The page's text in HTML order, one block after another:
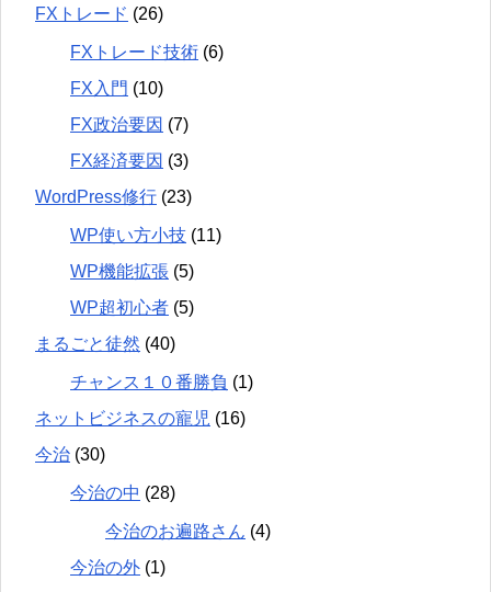
FXトレード (26)
FXトレード技術 (6)
FX入門 (10)
FX政治要因 (7)
FX経済要因 (3)
WordPress修行 (23)
WP使い方小技 (11)
WP機能拡張 (5)
WP超初心者 (5)
まるごと徒然 (40)
チャンス１０番勝負 (1)
ネットビジネスの寵児 (16)
今治 (30)
今治の中 (28)
今治のお遍路さん (4)
今治の外 (1)